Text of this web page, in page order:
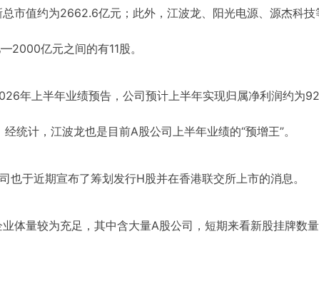
市值约为2662.6亿元；此外，江波龙、阳光电源、源杰科技
亿元之间的有11股。
年上半年业绩预告，公司预计上半年实现归属净利润约为
计，江波龙也是目前A股公司上半年业绩的“预增王”。
于近期宣布了筹划发行H股并在香港联交所上市的消息。
体量较为充足，其中含大量A股公司，短期来看新股挂牌数